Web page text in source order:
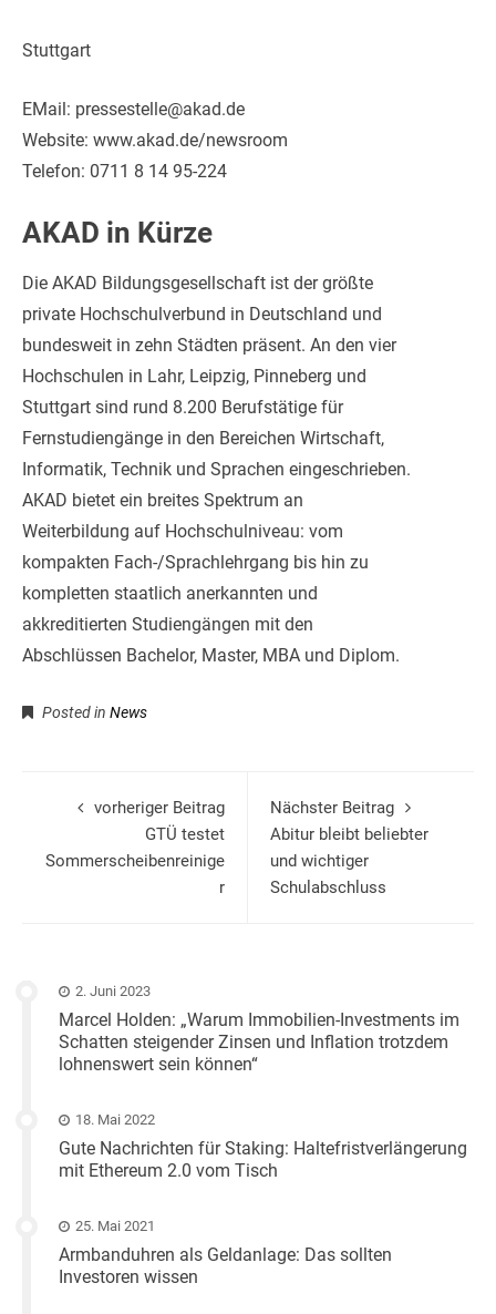
Stuttgart
EMail: pressestelle@akad.de
Website: www.akad.de/newsroom
Telefon: 0711 8 14 95-224
AKAD in Kürze
Die AKAD Bildungsgesellschaft ist der größte
private Hochschulverbund in Deutschland und
bundesweit in zehn Städten präsent. An den vier
Hochschulen in Lahr, Leipzig, Pinneberg und
Stuttgart sind rund 8.200 Berufstätige für
Fernstudiengänge in den Bereichen Wirtschaft,
Informatik, Technik und Sprachen eingeschrieben.
AKAD bietet ein breites Spektrum an
Weiterbildung auf Hochschulniveau: vom
kompakten Fach-/Sprachlehrgang bis hin zu
kompletten staatlich anerkannten und
akkreditierten Studiengängen mit den
Abschlüssen Bachelor, Master, MBA und Diplom.
Posted in News
vorheriger Beitrag
GTÜ testet
Sommerscheibenreinige
r
Nächster Beitrag
Abitur bleibt beliebter
und wichtiger
Schulabschluss
2. Juni 2023
Marcel Holden: „Warum Immobilien-Investments im
Schatten steigender Zinsen und Inflation trotzdem
lohnenswert sein können“
18. Mai 2022
Gute Nachrichten für Staking: Haltefristverlängerung
mit Ethereum 2.0 vom Tisch
25. Mai 2021
Armbanduhren als Geldanlage: Das sollten
Investoren wissen